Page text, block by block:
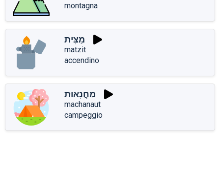
montagna
מַצִּית
matzit
accendino
מַחֲנָאוּת
machanaut
campeggio